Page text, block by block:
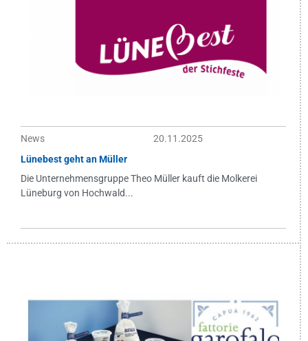
News
20.11.2025
Lünebest geht an Müller
Die Unternehmensgruppe Theo Müller kauft die Molkerei
Lüneburg von Hochwald...